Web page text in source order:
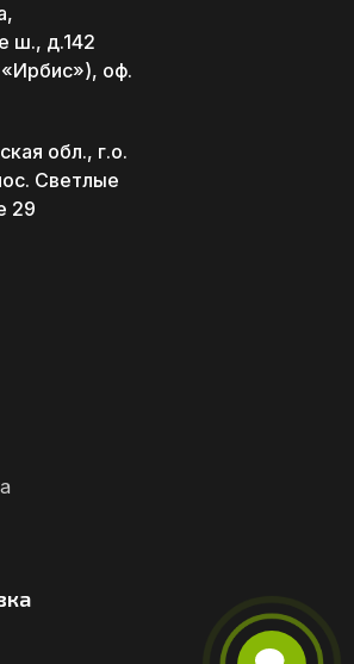
ш., д.142
оф.
обл., г.о.
Светлые
29